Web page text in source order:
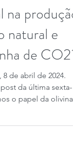
2: um novo
produção
natural e
de CO2?
de abril de 2024.